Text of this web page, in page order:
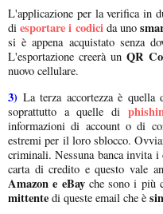
L'applicazione per la verifica in
diesportare i codicida uno
si è appena acquistato senza
L'esportazione creerà unQR
nuovo cellulare.
3) La terza accortezza è
soprattutto a quelle di
informazioni di account o di
estremi per il loro sblocco.
criminali. Nessuna banca invita
carta di credito e questo vale
Amazon e eBayche sono i più
mittente di queste email che è